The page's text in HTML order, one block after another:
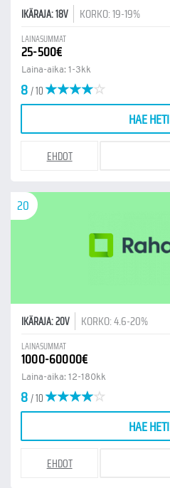
IKÄRAJA: 18V KORKO: 19-19%
LAINASUMMAT
25-500€
Laina-aika: 1-3kk
8/ 10
HAE HETI
EHDOT
20
IKÄRAJA: 20V KORKO: 4.6-20%
LAINASUMMAT
1000-60000€
Laina-aika: 12-180kk
8/ 10
HAE HETI
EHDOT